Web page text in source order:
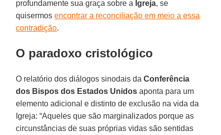
profundamente sua graça sobre a Igreja, se
quisermosencontrar a reconciliação em meio a essa
contradição.
O paradoxo cristológico
O relatório dos diálogos sinodais daConferência
dos Bispos dos Estados Unidos aponta para um
elemento adicional e distinto de exclusão na vida da
Igreja: “Aqueles que são marginalizados porque as
circunstâncias de suas próprias vidas são sentidas